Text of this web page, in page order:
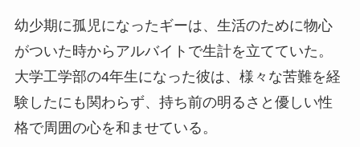
幼少期に孤児になったギーは、生活のために物心
がついた時からアルバイトで生計を立てていた。
大学工学部の4年生になった彼は、様々な苦難を経
験したにも関わらず、持ち前の明るさと優しい性
格で周囲の心を和ませている。